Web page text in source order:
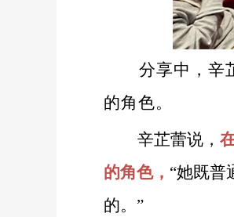
分享中，辛
的角色。
辛芷蕾说，
的角色， “她既普
的。”